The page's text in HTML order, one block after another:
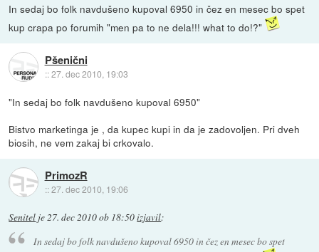
In sedaj bo folk navdušeno kupoval 6950 in čez en mesec bo spet
kup crapa po forumih "men pa to ne dela!!! what to do!?"
Pšenični
::27. dec 2010, 19:03
"In sedaj bo folk navdušeno kupoval 6950"
Bistvo marketinga je , da kupec kupi in da je zadovoljen. Pri dveh
biosih, ne vem zakaj bi crkovalo.
PrimozR
::27. dec 2010, 19:06
Senitel je27. dec 2010 ob 18:50izjavil:
In sedaj bo folk navdušeno kupoval 6950 in čez en mesec bo spet